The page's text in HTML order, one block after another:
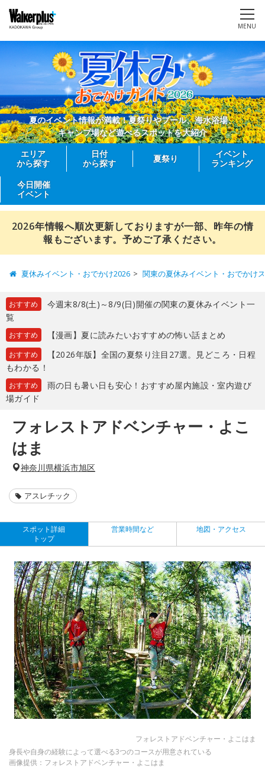
MENU
夏のイベント情報が満載！夏祭りやプール、海水浴場、
キャンプ場など遊べるスポットを大紹介
エリア
から探す
日付
から探す
夏祭り
イベント
ランキング
今日開催
イベント
2026年情報へ順次更新しておりますが一部、昨年の情
報もございます。予めご了承ください。
夏休みイベント・おでかけ2026 関東の夏休みイベント・おでかけ
おすすめ
今週末8/8(土)～8/9(日)開催の関東の夏休みイベント一
覧
おすすめ 【漫画】夏に読みたいおすすめの怖い話まとめ
おすすめ
【2026年版】全国の夏祭り注目27選。見どころ・日程
もわかる！
おすすめ
雨の日も暑い日も安心！おすすめ屋内施設・室内遊び
場ガイド
フォレストアドベンチャー・よこ
はま
神奈川県横浜市旭区
アスレチック
スポット詳細
トップ
営業時間など 地図・アクセス
フォレストアドベンチャー・よこはま
身長や自身の経験によって選べる3つのコースが用意されている
画像提供：フォレストアドベンチャー・よこはま